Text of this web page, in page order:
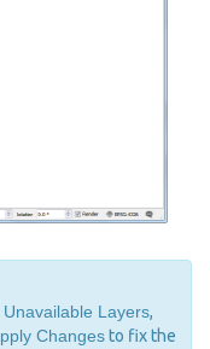
Unavailable Layers,
Changesto fix the